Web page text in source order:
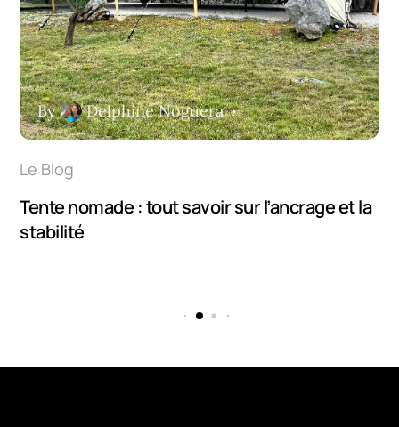
By Delphine Noguera
Le Blog
Tente nomade : tout savoir sur l’ancrage et la
stabilité